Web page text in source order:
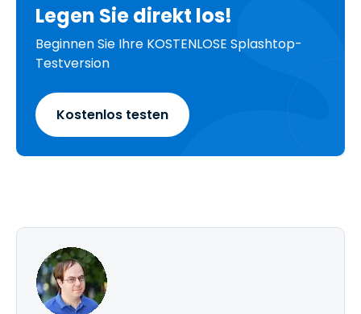
Legen Sie direkt los!
Beginnen Sie Ihre KOSTENLOSE Splashtop-
Testversion
Kostenlos testen